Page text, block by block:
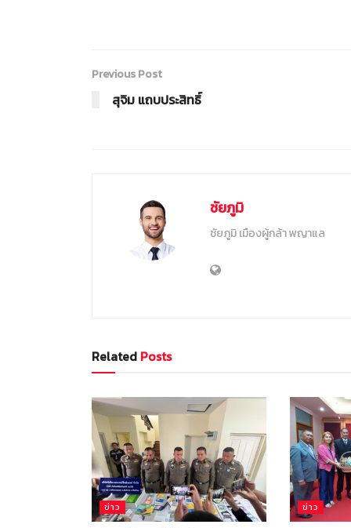
Previous Post
สุจิม แถบประสิทธิ์
ชัยภูมิ
ชัยภูมิ เมืองผู้กล้า พญาแล
Related Posts
ข่าว ข่าว